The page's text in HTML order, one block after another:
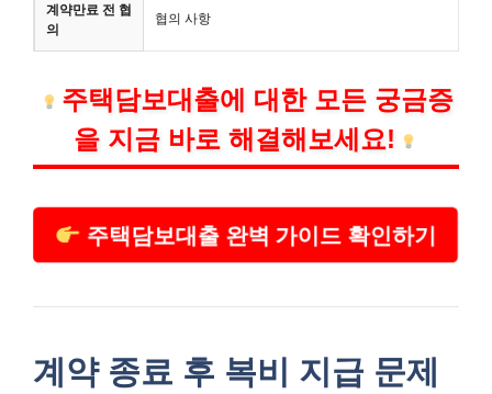
계약만료 전 협
의
협의 사항
주택담보대출에 대한 모든 궁금증
을 지금 바로 해결해보세요!
주택담보대출 완벽 가이드 확인하기
계약 종료 후 복비 지급 문제